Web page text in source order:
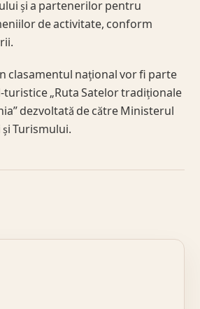
și a partenerilor pentru
de activitate, conform
clasamentul național vor fi parte
„Ruta Satelor tradiționale
dezvoltată de către Ministerul
Turismului.